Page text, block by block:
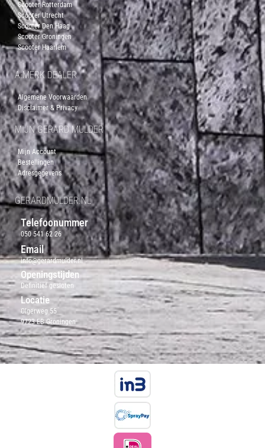
Scooter Rotterdam
Scooter Utrecht
Scooter Den Haag
Scooter Groningen
Scooter Haarlem
A-MERK DEALER
Algemene Voorwaarden
Disclaimer & Privacy
MIJN GERARD MULDER
Mijn Account
Bestellingen
Adresgegevens
GERARDMULDER.NL
Telefoonummer
050 541 62 26
Email
info@gerardmulder.nl
Openingstijden
Definitief gesloten
Locatie
Olgerweg 55
9723 EB Groningen